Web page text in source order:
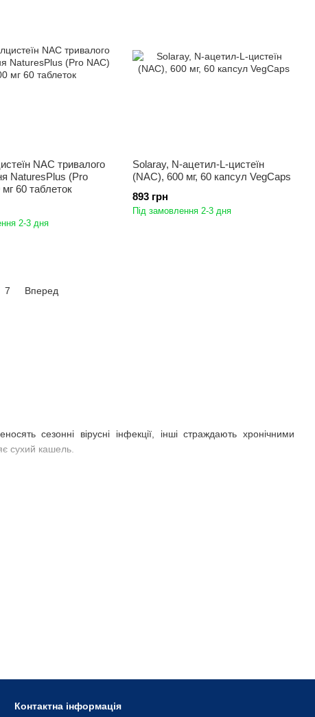
сезонні вірусні інфекції, інші страждають хронічними
сухий кашель.
NAC тривалого
NaturesPlus (Pro
60 таблеток
2-3 дня
Solaray, N-ацетил-L-цистеїн
(NAC), 600 мг, 60 капсул VegCaps
893 грн
Під замовлення 2-3 дня
7 Вперед
Контактна інформація